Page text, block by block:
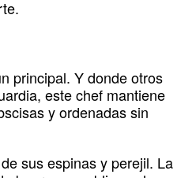
principal. Y donde otros
este chef mantiene
y ordenadas sin
sus espinas y perejil. La